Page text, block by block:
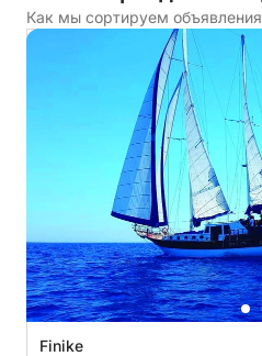
Как мы сортируем объявления
Finike